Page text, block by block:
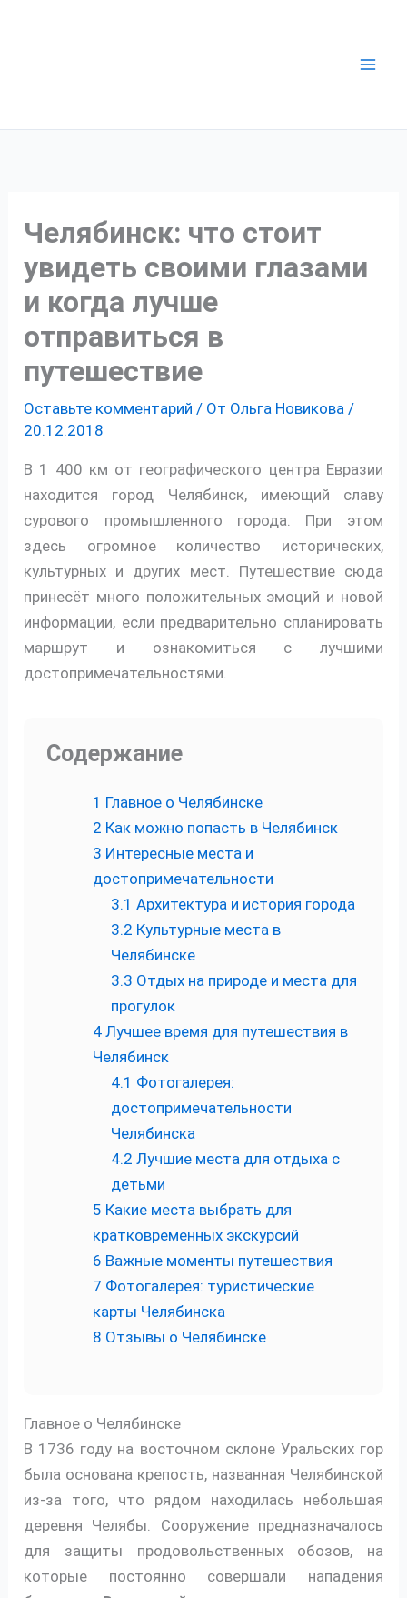
Челябинск: что стоит
увидеть своими глазами
и когда лучше
отправиться в
путешествие
Оставьте комментарий / От Ольга Новикова /
20.12.2018
В 1 400 км от географического центра Евразии
находится город Челябинск, имеющий славу
сурового промышленного города. При этом
здесь огромное количество исторических,
культурных и других мест. Путешествие сюда
принесёт много положительных эмоций и новой
информации, если предварительно спланировать
маршрут и ознакомиться с лучшими
достопримечательностями.
Содержание
1 Главное о Челябинске
2 Как можно попасть в Челябинск
3 Интересные места и
достопримечательности
3.1 Архитектура и история города
3.2 Культурные места в
Челябинске
3.3 Отдых на природе и места для
прогулок
4 Лучшее время для путешествия в
Челябинск
4.1 Фотогалерея:
достопримечательности
Челябинска
4.2 Лучшие места для отдыха с
детьми
5 Какие места выбрать для
кратковременных экскурсий
6 Важные моменты путешествия
7 Фотогалерея: туристические
карты Челябинска
8 Отзывы о Челябинске
Главное о Челябинске
В 1736 году на восточном склоне Уральских гор
была основана крепость, названная Челябинской
из-за того, что рядом находилась небольшая
деревня Челябы. Сооружение предназначалось
для защиты продовольственных обозов, на
которые постоянно совершали нападения